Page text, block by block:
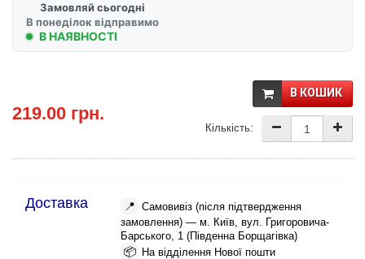
Замовляй сьогодні
В понеділок відправимо
В НАЯВНОСТІ
219.00 грн.
В КОШИК
Кількість:
Доставка 📍 Самовивіз (після підтвердження
замовлення) — м. Київ, вул. Григоровича-
Барського, 1 (Південна Борщагівка)
📦 На відділення Нової пошти